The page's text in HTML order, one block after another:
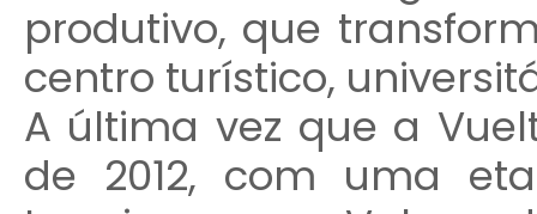
produtivo, que
centro turístico,
A última vez que a
de 2012, com uma